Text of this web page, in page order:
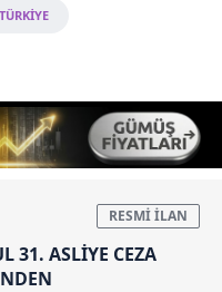
31. ASLİYE CEZA